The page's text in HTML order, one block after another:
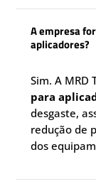
A empresa
aplicadores?
Sim. A MRD
para
desgaste,
redução de
dos